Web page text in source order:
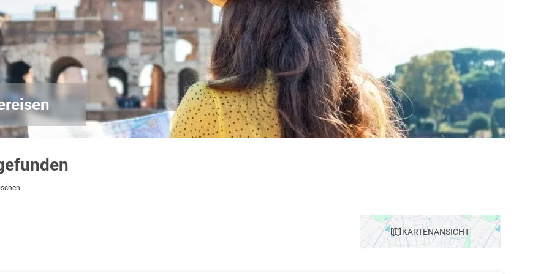
KARTENANSICHT